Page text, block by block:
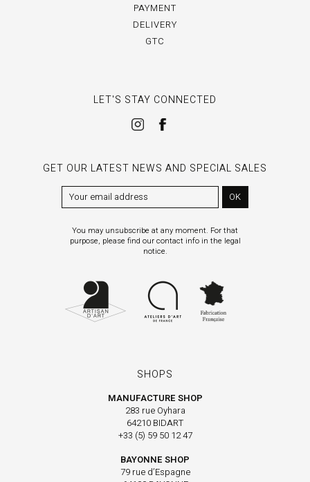
PAYMENT
DELIVERY
GTC
LET'S STAY CONNECTED
GET OUR LATEST NEWS AND SPECIAL SALES
OK
You may unsubscribe at any moment. For that
purpose, please find our contact info in the legal
notice.
SHOPS
MANUFACTURE SHOP
283 rue Oyhara
64210 BIDART
+33 (5) 59 50 12 47
BAYONNE SHOP
79 rue d’Espagne